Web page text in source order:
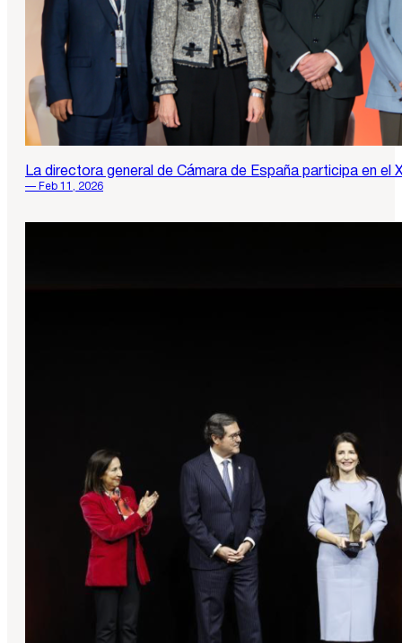
La directora general de Cámara de España participa en el
— Feb 11, 2026